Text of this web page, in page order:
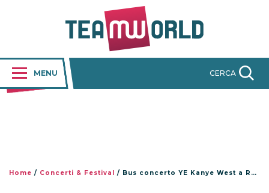
MENU CERCA
Home / Concerti & Festival / Bus concerto YE Kanye West a Reggio Emilia 2026: viaggia con i fan